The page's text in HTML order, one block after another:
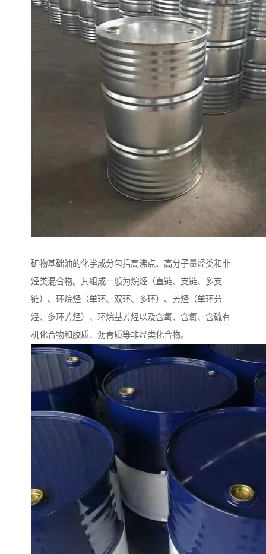
矿物基础油的化学成分包括高沸点、高分子量烃类和非
烃类混合物。其组成一般为烷烃（直链、支链、多支
链）、环烷烃（单环、双环、多环）、芳烃（单环芳
烃、多环芳烃）、环烷基芳烃以及含氧、含氮、含硫有
机化合物和胶质、沥青质等非烃类化合物。